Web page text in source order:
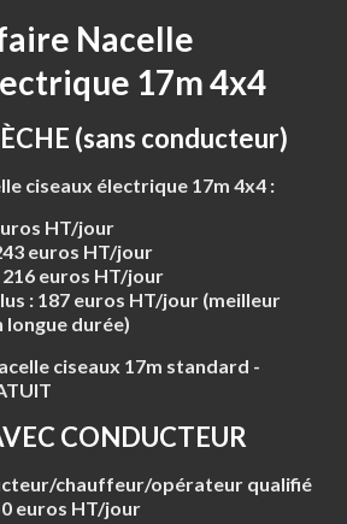
Nacelle
17m 4x4
(sans conducteur)
ciseaux électrique 17m 4x4 :
HT/jour
euros HT/jour
216 euros HT/jour
: 187 euros HT/jour (meilleur
durée)
ciseaux 17m standard -
CONDUCTEUR
chauffeur/opérateur qualifié
euros HT/jour